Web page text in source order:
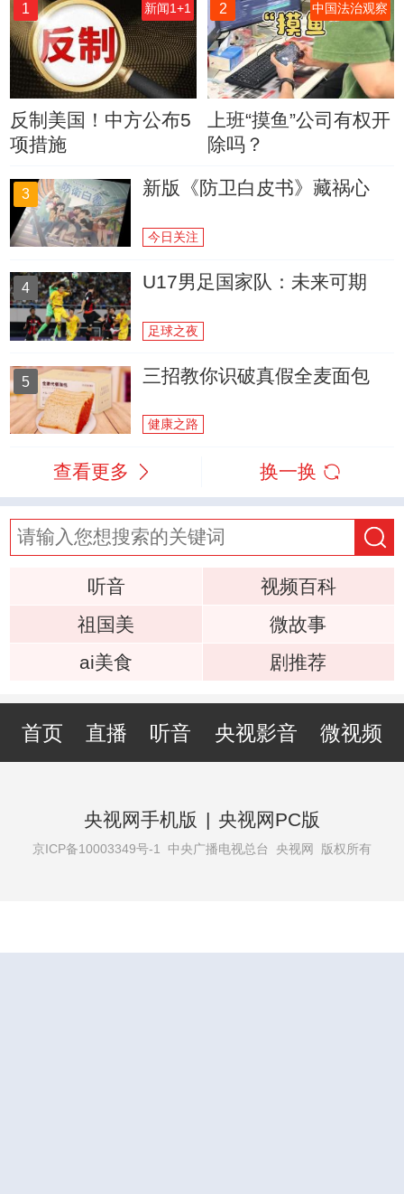
1 新闻1+1
反制美国！中方公布5
项措施
2 中国法治观察
上班“摸鱼”公司有权开
除吗？
3 新版《防卫白皮书》藏祸心
今日关注
4 U17男足国家队：未来可期
足球之夜
5 三招教你识破真假全麦面包
健康之路
查看更多 换一换
听音
视频百科
祖国美
微故事
ai美食
剧推荐
首页 直播 听音 央视影音 微视频
央视网手机版 | 央视网PC版
京ICP备10003349号-1 中央广播电视总台 央视网 版权所有